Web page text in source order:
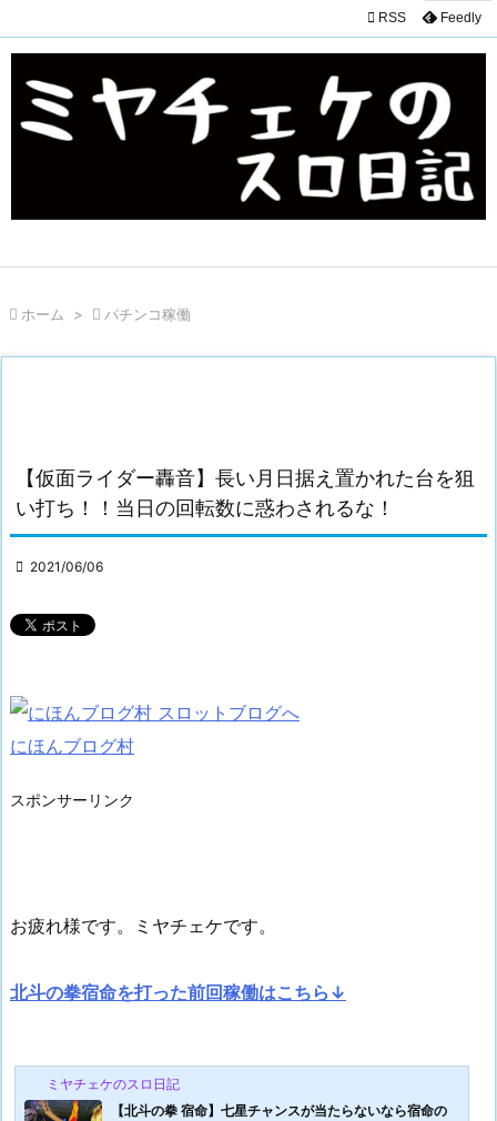
 RSS Feedly
 ホーム >  パチンコ稼働
【仮面ライダー轟音】長い月日据え置かれた台を狙
い打ち！！当日の回転数に惑わされるな！
 2021/06/06
にほんブログ村
スポンサーリンク
お疲れ様です。ミヤチェケです。
北斗の拳宿命を打った前回稼働はこちら↓
ミヤチェケのスロ日記
【北斗の拳 宿命】七星チャンスが当たらないなら宿命の